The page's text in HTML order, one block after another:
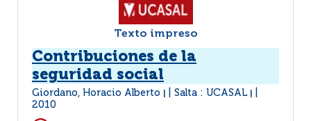
Texto impreso
Contribuciones de la
seguridad social
Giordano, Horacio Alberto Salta : UCASAL
2010